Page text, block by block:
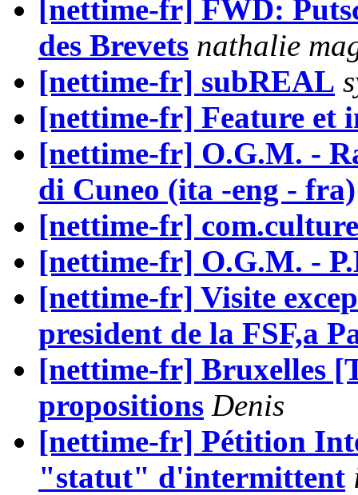
[nettime-fr] FWD:
des Brevets nathalie
[nettime-fr] subREAL
[nettime-fr] Feature et
[nettime-fr] O.G.M. -
di Cuneo (ita -eng - fra)
[nettime-fr]
[nettime-fr] O.G.M. -
[nettime-fr] Visite
president de la FSF,a
[nettime-fr] Bruxelles
propositions Denis
[nettime-fr] Pétition
"statut" d'intermittent